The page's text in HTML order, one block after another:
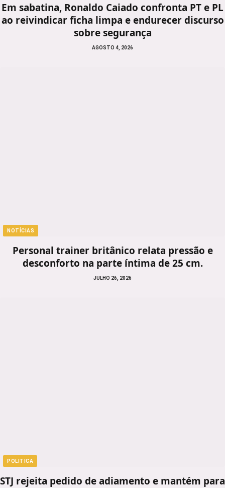
Em sabatina, Ronaldo Caiado confronta PT e PL
ao reivindicar ficha limpa e endurecer discurso
sobre segurança
AGOSTO 4, 2026
NOTÍCIAS
Personal trainer britânico relata pressão e
desconforto na parte íntima de 25 cm.
JULHO 26, 2026
POLITICA
STJ rejeita pedido de adiamento e mantém para